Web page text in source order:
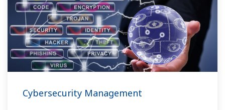
Cybersecurity Management